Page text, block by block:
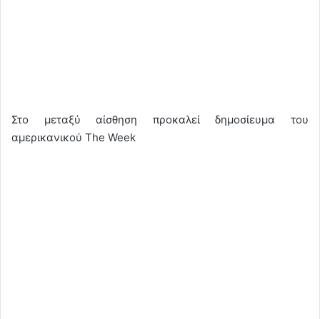
Στο μεταξύ αίσθηση προκαλεί δημοσίευμα του
αμερικανικού The Week